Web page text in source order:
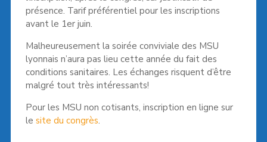
présence. Tarif préférentiel pour les inscriptions
avant le 1er juin.
Malheureusement la soirée conviviale des MSU
lyonnais n’aura pas lieu cette année du fait des
conditions sanitaires. Les échanges risquent d’être
malgré tout très intéressants!
Pour les MSU non cotisants, inscription en ligne sur
le site du congrès.